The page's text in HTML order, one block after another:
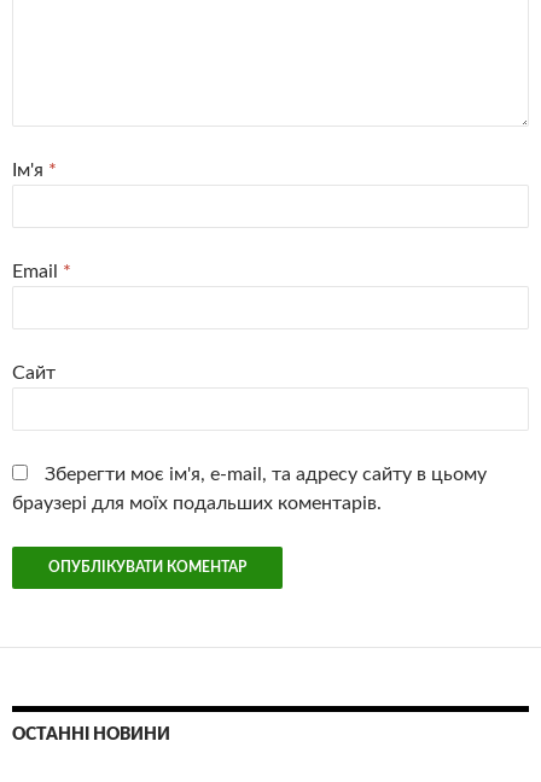
Ім'я *
Email *
Сайт
Зберегти моє ім'я, e-mail, та адресу сайту в цьому
браузері для моїх подальших коментарів.
ОСТАННІ НОВИНИ